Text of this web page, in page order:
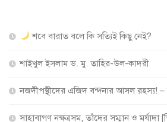
শবে বারাত বলে কি সত্যিই কিছু নেই?
শাইখুল ইসলাম ড. মু. তাহির-উল-কাদরী
নজদীপন্থীদের এজিদ বন্দনার আসল রহস্য! –
সাহাবাগণ নক্ষত্রসম, তাঁদের সম্মান ও